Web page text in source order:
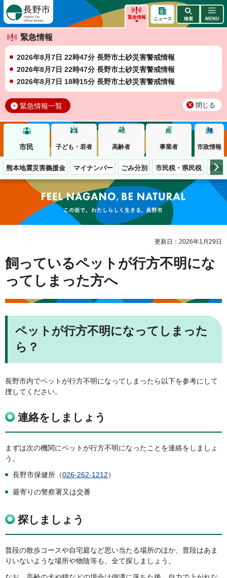
緊急情報
緊急情報
2026年8月7日 22時47分 長野市土砂災害警戒情報
2026年8月7日 22時47分 長野市土砂災害警戒情報
2026年8月7日 18時15分 長野市土砂災害警戒情報
緊急情報一覧 閉じる
ニュース 検索 MENU
市民 子ども・若者 高齢者 事業者 市政情報
熊本地震災害義援金 マイナンバー ごみ分別 市民税・県民税 移住
この街で、わたしらしく生きる。長野市
更新日：2026年1月29日
飼っているペットが行方不明にな
ってしまった方へ
ペットが行方不明になってしまった
ら？
長野市内でペットが行方不明になってしまったら以下を参考にして
捜してください。
連絡をしましょう
まずは次の機関にペットが行方不明になったことを連絡をしましょ
う。
長野市保健所（026-262-1212）
最寄りの警察署又は交番
探しましょう
普段の散歩コースや自宅庭など思い当たる場所のほか、普段はあま
りいないような場所や物陰等も、全て探しましょう。